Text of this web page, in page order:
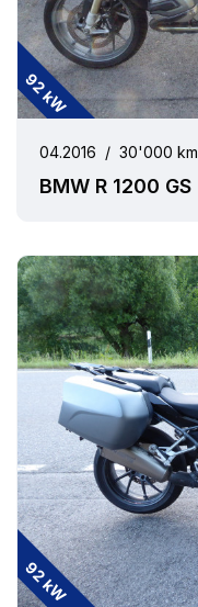
92 kW
04.2016 / 30'000 km
BMW R 1200 GS
92 kW